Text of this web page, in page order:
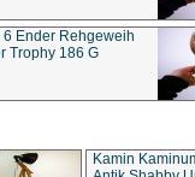
6 Ender Rehgeweih
Trophy 186 G
Kamin